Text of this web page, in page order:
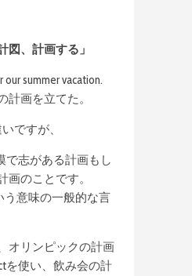
図、計画する」
our summer vacation.
計画を立てた。
ですが、
で志がある計画もし
画のことです。
う意味の一般的な言
オリンピックの計画
を使い、飲み会の計